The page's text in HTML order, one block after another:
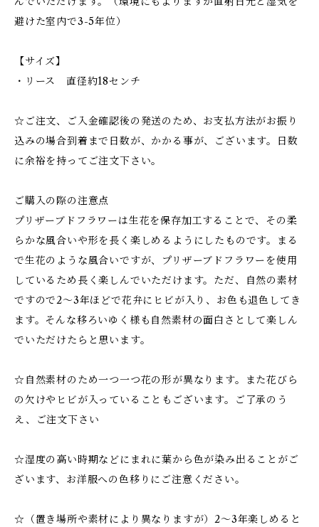
避けた室内で3-5年位）
【サイズ】
・リース 直径約18センチ
☆ご注文、ご入金確認後の発送のため、お支払方法がお振り
込みの場合到着まで日数が、かかる事が、ございます。日数
に余裕を持ってご注文下さい。
ご購入の際の注意点
プリザーブドフラワーは生花を保存加工することで、その柔
らかな風合いや形を長く楽しめるようにしたものです。まる
で生花のような風合いですが、プリザーブドフラワーを使用
しているため長く楽しんでいただけます。ただ、自然の素材
ですので2～3年ほどで花弁にヒビが入り、お色も退色してき
ます。そんな移ろいゆく様も自然素材の面白さとして楽しん
でいただけたらと思います。
☆自然素材のため一つ一つ花の形が異なります。また花びら
の欠けやヒビが入っていることもございます。ご了承のう
え、ご注文下さい
☆湿度の高い時期などにまれに葉から色が染み出ることがご
ざいます、お洋服への色移りにご注意ください。
☆（置き場所や素材により異なりますが）2～3年楽しめると